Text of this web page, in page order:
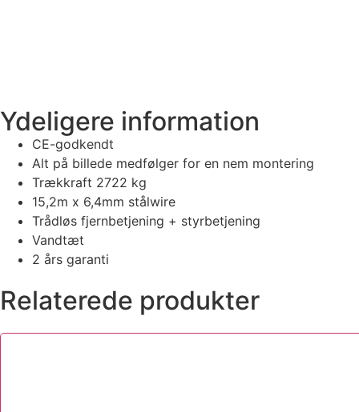
Ydeligere information
CE-godkendt
Alt på billede medfølger for en nem montering
Trækkraft 2722 kg
15,2m x 6,4mm stålwire
Trådløs fjernbetjening + styrbetjening
Vandtæt
2 års garanti
Relaterede produkter